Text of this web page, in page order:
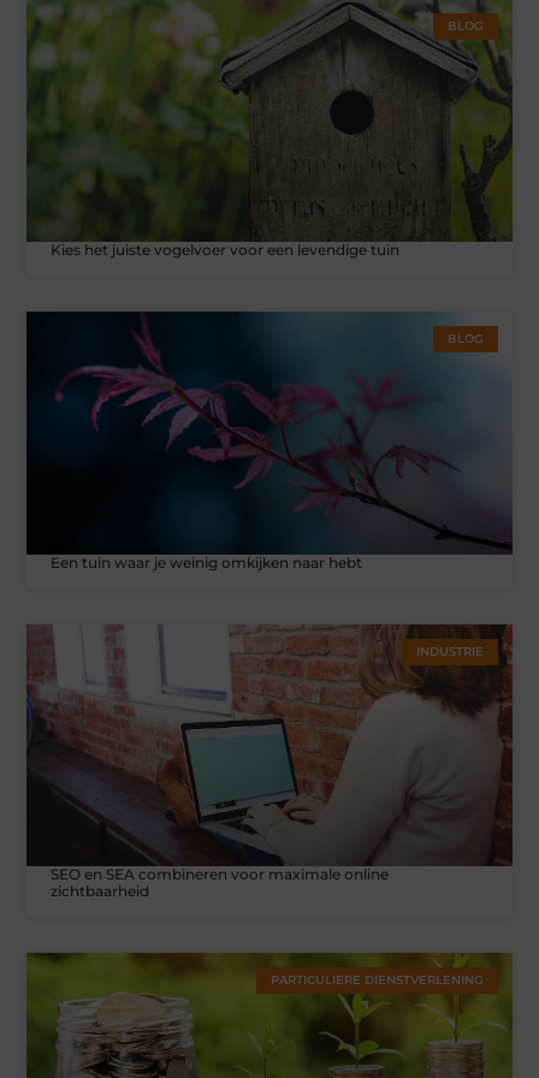
BLOG
Kies het juiste vogelvoer voor een levendige tuin
BLOG
Een tuin waar je weinig omkijken naar hebt
INDUSTRIE
SEO en SEA combineren voor maximale online
zichtbaarheid
PARTICULIERE DIENSTVERLENING